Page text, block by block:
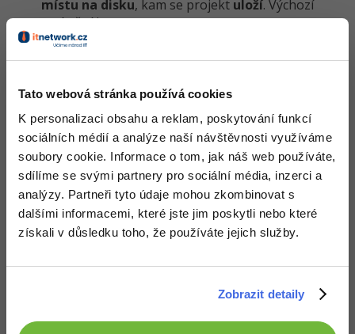
Tato webová stránka používá cookies
K personalizaci obsahu a reklam, poskytování funkcí
sociálních médií a analýze naší návštěvnosti využíváme
soubory cookie. Informace o tom, jak náš web používáte,
sdílíme se svými partnery pro sociální média, inzerci a
analýzy. Partneři tyto údaje mohou zkombinovat s
dalšími informacemi, které jste jim poskytli nebo které
získali v důsledku toho, že používáte jejich služby.
Zobrazit detaily
místu na disku, kam se projekt uloží. Výchozí
umístění je
C:\Users\uzivatelske_jmeno\Local
Sites\mujprvniweb\ . Kliknutím naBrowse
My pouze vyplníme název stránky
klikneme naContinue: